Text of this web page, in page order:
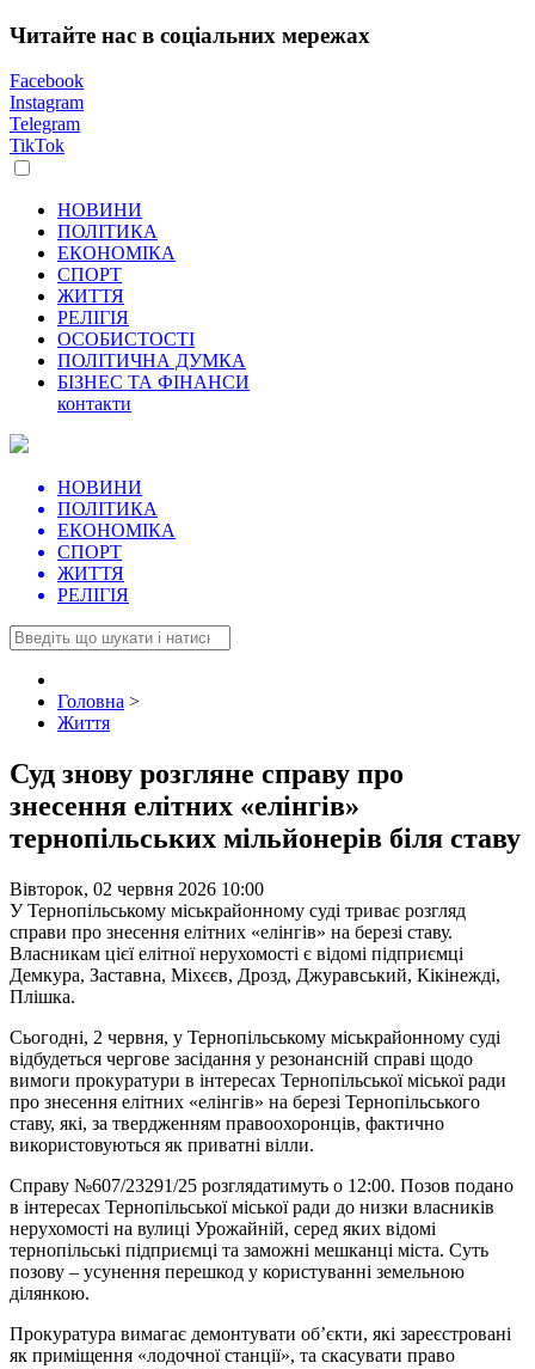
Читайте нас в соціальних мережах
Facebook
Instagram
Telegram
TikTok
НОВИНИ
ПОЛІТИКА
ЕКОНОМІКА
СПОРТ
ЖИТТЯ
РЕЛІГІЯ
ОСОБИСТОСТІ
ПОЛІТИЧНА ДУМКА
БІЗНЕС ТА ФІНАНСИ
контакти
НОВИНИ
ПОЛІТИКА
ЕКОНОМІКА
СПОРТ
ЖИТТЯ
РЕЛІГІЯ
Головна >
Життя
Суд знову розгляне справу про
знесення елітних «елінгів»
тернопільських мільйонерів біля ставу
Вівторок, 02 червня 2026 10:00
У Тернопільському міськрайонному суді триває розгляд
справи про знесення елітних «елінгів» на березі ставу.
Власникам цієї елітної нерухомості є відомі підприємці
Демкура, Заставна, Міхєєв, Дрозд, Джуравський, Кікінежді,
Плішка.
Сьогодні, 2 червня, у Тернопільському міськрайонному суді
відбудеться чергове засідання у резонансній справі щодо
вимоги прокуратури в інтересах Тернопільської міської ради
про знесення елітних «елінгів» на березі Тернопільського
ставу, які, за твердженням правоохоронців, фактично
використовуються як приватні вілли.
Справу №607/23291/25 розглядатимуть о 12:00. Позов подано
в інтересах Тернопільської міської ради до низки власників
нерухомості на вулиці Урожайній, серед яких відомі
тернопільські підприємці та заможні мешканці міста. Суть
позову – усунення перешкод у користуванні земельною
ділянкою.
Прокуратура вимагає демонтувати об’єкти, які зареєстровані
як приміщення «лодочної станції», та скасувати право